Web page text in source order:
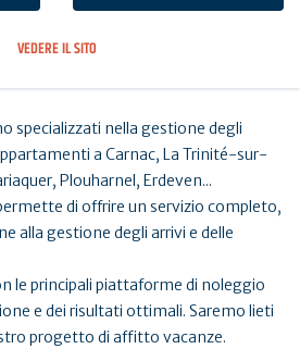
VEDERE IL SITO
specializzati nella gestione degli
a Carnac, La Trinité-sur-
Plouharnel, Erdeven...
di offrire un servizio completo,
alla gestione degli arrivi e delle
le principali piattaforme di noleggio
e dei risultati ottimali. Saremo lieti
progetto di affitto vacanze.